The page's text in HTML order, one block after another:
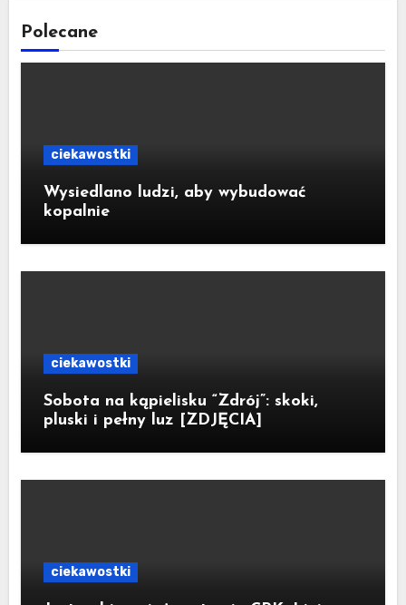
Polecane
ciekawostki
Wysiedlano ludzi, aby wybudować
kopalnie
ciekawostki
Sobota na kąpielisku “Zdrój”: skoki,
pluski i pełny luz [ZDJĘCIA]
ciekawostki